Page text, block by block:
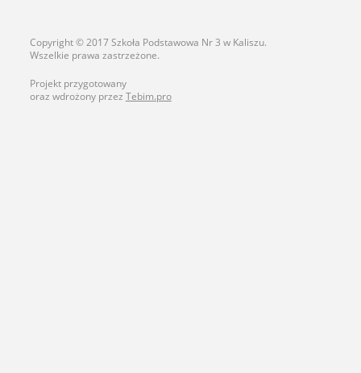
Copyright © 2017 Szkoła Podstawowa Nr 3 w Kaliszu.
Wszelkie prawa zastrzeżone.
Projekt przygotowany
oraz wdrożony przez Tebim.pro